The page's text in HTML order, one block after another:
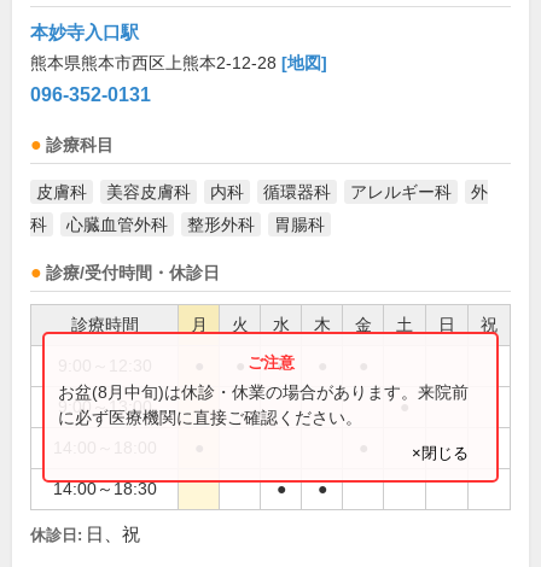
本妙寺入口駅
熊本県熊本市西区上熊本2-12-28 [地図]
096-352-0131
診療科目
皮膚科 美容皮膚科 内科 循環器科 アレルギー科
外
科
心臓血管外科 整形外科 胃腸科
診療/受付時間・休診日
診療時間 月 火 水 木 金 土 日 祝
●
9:00～13:00 ●
14:00～18:30 ● ●
お盆(8月中旬)は休診・休業の場合があります。来院前
に必ず医療機関に直接ご確認ください。
×閉じる
休診日: 日、祝